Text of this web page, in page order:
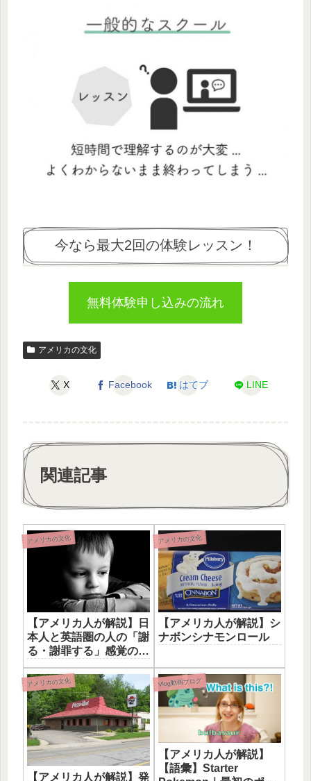
今なら最大2回の体験レッスン！
無料体験申し込みの流れ
アメリカの文化
X Facebook はてブ LINE
関連記事
アメリカの文化
【アメリカ人が解説】日
本人と英語圏の人の「謝
る・謝罪する」感覚の違
い
アメリカの文化
【アメリカ人が解説】シ
ナボンシナモンロール
アメリカの文化
【アメリカ人が解説】発
Vlog動画ブログ
【アメリカ人が解説】
【語彙】Starter